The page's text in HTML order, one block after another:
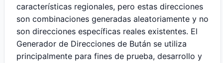
características regionales, pero estas direcciones
son combinaciones generadas aleatoriamente y no
son direcciones específicas reales existentes. El
Generador de Direcciones de Bután se utiliza
principalmente para fines de prueba, desarrollo y